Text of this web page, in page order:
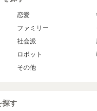
恋愛
ファミリー
社会派
ロボット
その他
探す